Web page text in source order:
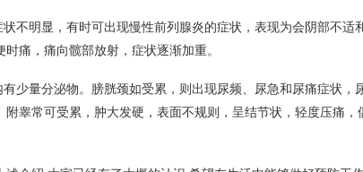
不明显，有时可出现慢性前列腺炎的症状，表现为会阴部不适
痛，痛向髋部放射，症状逐渐加重。
少量分泌物。膀胱颈如受累，则出现尿频、尿急和尿痛症状，
附睾常可受累，肿大发硬，表面不规则，呈结节状，轻度压痛，